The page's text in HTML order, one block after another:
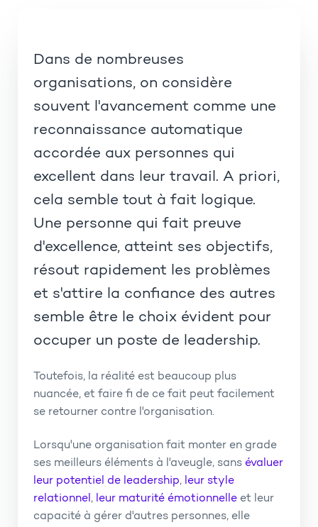
Dans de nombreuses
organisations, on considère
souvent l'avancement comme une
reconnaissance automatique
accordée aux personnes qui
excellent dans leur travail. A priori,
cela semble tout à fait logique.
Une personne qui fait preuve
d'excellence, atteint ses objectifs,
résout rapidement les problèmes
et s'attire la confiance des autres
semble être le choix évident pour
occuper un poste de leadership.
Toutefois, la réalité est beaucoup plus
nuancée, et faire fi de ce fait peut facilement
se retourner contre l'organisation.
Lorsqu'une organisation fait monter en grade
ses meilleurs éléments à l'aveugle, sans évaluer
leur potentiel de leadership, leur style
relationnel , leur maturité émotionnelle et leur
capacité à gérer d'autres personnes, elle